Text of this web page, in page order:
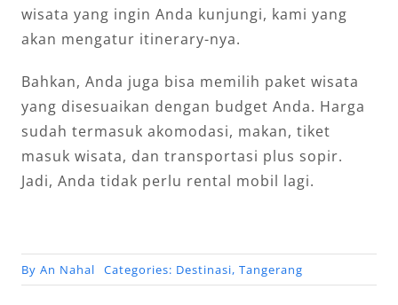
wisata yang ingin Anda kunjungi, kami yang
akan mengatur itinerary-nya.
Bahkan, Anda juga bisa memilih paket wisata
yang disesuaikan dengan budget Anda. Harga
sudah termasuk akomodasi, makan, tiket
masuk wisata, dan transportasi plus sopir.
Jadi, Anda tidak perlu rental mobil lagi.
By An Nahal Categories: Destinasi, Tangerang